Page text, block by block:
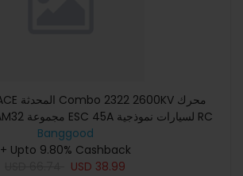
1/12 MNRC MN99S MN82
Banggood
+ Upto 9.80% Cashback
USD 38.99